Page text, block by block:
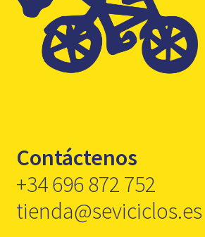
Contáctenos
+34 696 872 752
tienda@seviciclos.es